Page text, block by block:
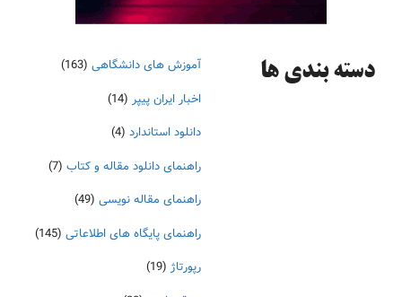
دسته‌ بندی ها آموزش های دانشگاهی (163)
اخبار ایران پیپر (14)
دانلود استاندارد (4)
راهنمای دانلود مقاله و کتاب (7)
راهنمای مقاله نویسی (49)
راهنمای پایگاه های اطلاعاتی (145)
رپورتاژ (19)